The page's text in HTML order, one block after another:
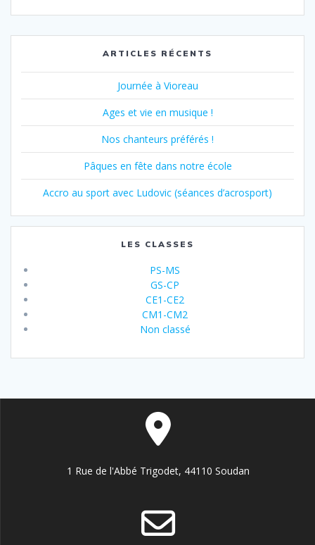
sein
ARTICLES RÉCENTS
Journée à Vioreau
Ages et vie en musique !
Nos chanteurs préférés !
Pâques en fête dans notre école
Accro au sport avec Ludovic (séances d’acrosport)
LES CLASSES
PS-MS
GS-CP
CE1-CE2
CM1-CM2
Non classé
1 Rue de l'Abbé Trigodet, 44110 Soudan